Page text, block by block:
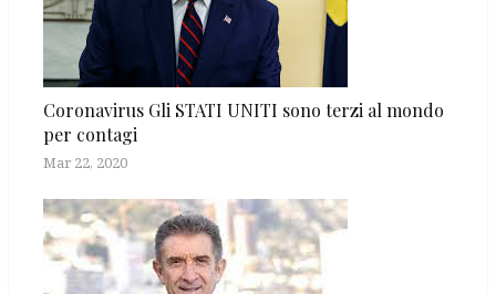
Coronavirus Gli STATI UNITI sono terzi al mondo
per contagi
Mar 22, 2020